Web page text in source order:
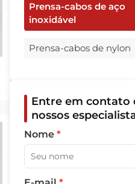
Prensa-cabos de aço
inoxidável
Prensa-cabos de nylon
Entre em contato
nossos
Nome *